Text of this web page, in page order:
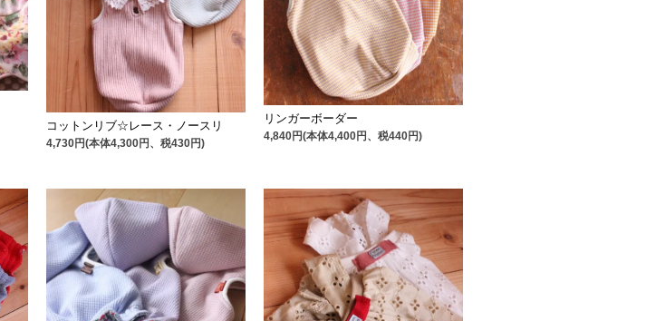
コットンリブ☆レース・ノースリ
4,730円(本体4,300円、税430円)
リンガーボーダー
4,840円(本体4,400円、税440円)